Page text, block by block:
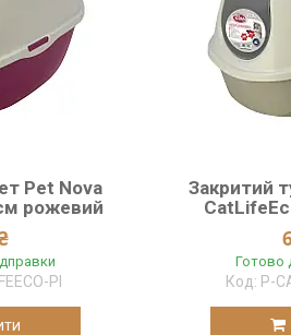
Pet Nova
рожевий
PI
Закритий
Готово
P-